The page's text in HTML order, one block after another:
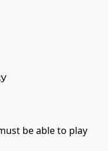
be able to play